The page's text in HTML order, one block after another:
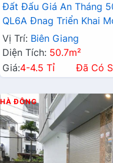
Đất Đấu Giá An Tháng
QL6A Đnag Triển Khai
Vị Trí: Biên Giang
Diện Tích: 50.7m²
Giá:4-4.5 Tỉ Đã Có
HÀ ĐÔNG